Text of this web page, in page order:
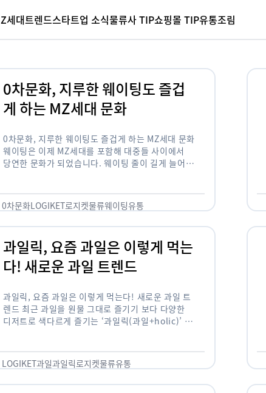
Z세대트렌드스타트업 소식물류사 TIP쇼핑몰 TIP유통조림
0차문화, 지루한 웨이팅도 즐겁
게 하는 MZ세대 문화
0차문화, 지루한 웨이팅도 즐겁게 하는 MZ세대 문화
웨이팅은 이제 MZ세대를 포함해 대중들 사이에서
당연한 문화가 되었습니다. 웨이팅 줄이 길게 늘어서
0차문화LOGIKET로지켓물류웨이팅유통
과일릭, 요즘 과일은 이렇게 먹는
다! 새로운 과일 트렌드
과일릭, 요즘 과일은 이렇게 먹는다! 새로운 과일 트
렌드 최근 과일을 원물 그대로 즐기기 보다 다양한
디저트로 색다르게 즐기는 ‘과일릭(과일+holic)’ 트
…
LOGIKET과일과일릭로지켓물류유통